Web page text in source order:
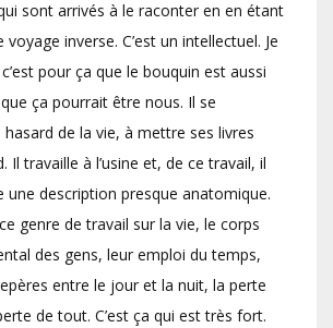
sont arrivés à le raconter en en étant
inverse. C’est un intellectuel. Je
pour ça que le bouquin est aussi
ça pourrait être nous. Il se
de la vie, à mettre ses livres
Il travaille à l’usine et, de ce travail, il
une description presque anatomique.
genre de travail sur la vie, le corps
des gens, leur emploi du temps,
entre le jour et la nuit, la perte
de tout. C’est ça qui est très fort.